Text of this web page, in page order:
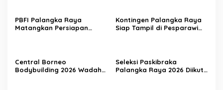
PBFI Palangka Raya
Matangkan Persiapan
Kontingen Palangka Raya
Siap Tampil di Pesparawi
Central Borneo
Bodybuilding 2026 Wadah
Seleksi Paskibraka
Palangka Raya 2026 Diikuti